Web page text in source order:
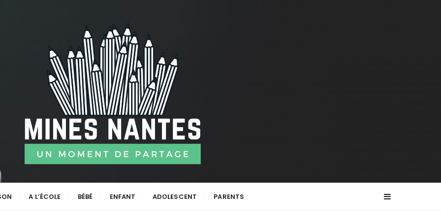
A L’ÉCOLE BÉBÉ ENFANT ADOLESCENT PARENTS